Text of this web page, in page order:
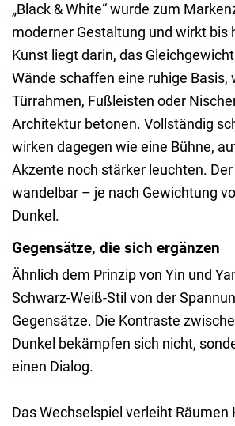
„Black & White“ wurde zum
moderner Gestaltung und wirkt bis
Kunst liegt darin, das
Wände schaffen eine ruhige Basis,
Türrahmen, Fußleisten oder
Architektur betonen. Vollständig
wirken dagegen wie eine Bühne,
Akzente noch stärker leuchten.
wandelbar – je nach Gewichtung
Dunkel.
Gegensätze, die sich ergänzen
Ähnlich dem Prinzip von Yin und
Schwarz-Weiß-Stil von der
Gegensätze. Die Kontraste
Dunkel bekämpfen sich nicht,
einen Dialog.
Das Wechselspiel verleiht Räumen